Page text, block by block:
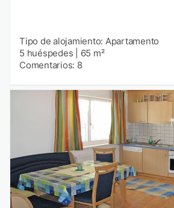
Tipo de alojamiento: Apartamento
5 huéspedes
65 m²
Comentarios: 8